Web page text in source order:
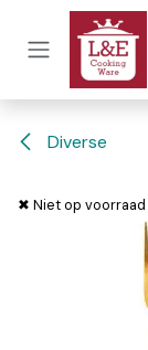
Overslaan naar
Diverse
✖ Niet op voorraad